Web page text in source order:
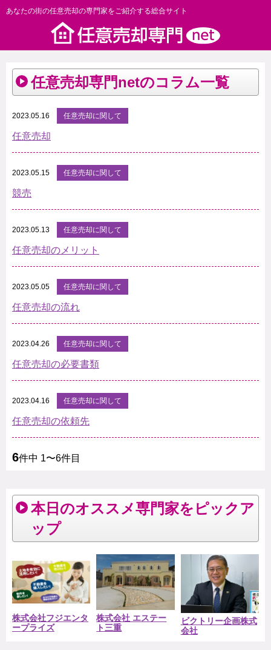
あなたの街の任意売却の専門家をご紹介する総合サイト
任意売却専門netのコラム一覧
2023.05.16 任意売却に関して
任意売却
2023.05.15 任意売却に関して
競売
2023.05.13 任意売却に関して
任意売却のメリット
2023.05.05 任意売却に関して
任意売却の流れ
2023.04.26 任意売却に関して
任意売却の必要書類
2023.04.16 任意売却に関して
任意売却の依頼先
6件中 1〜6件目
本日のオススメ専門家をピックア
ップ
株式会社フジエンタ
ープライズ
株式会社 エステー
ト三重
ビクトリー企画株式
会社